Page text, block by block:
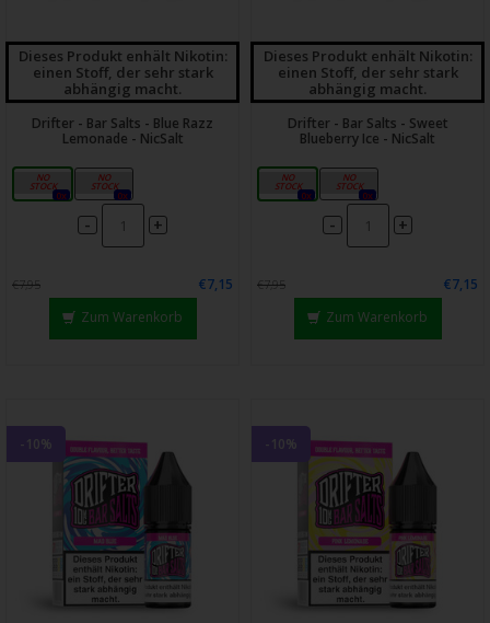
Dieses Produkt enhält Nikotin:
einen Stoff, der sehr stark
abhängig macht.
Drifter - Bar Salts - Blue Razz
Lemonade - NicSalt
10mg
0x
20mg
0x
- +
€7,95
€7,15
Zum Warenkorb
Dieses Produkt enhält Nikotin:
einen Stoff, der sehr stark
abhängig macht.
Drifter - Bar Salts - Sweet
Blueberry Ice - NicSalt
10mg
0x
20mg
0x
- +
€7,95
€7,15
Zum Warenkorb
-10% -10%